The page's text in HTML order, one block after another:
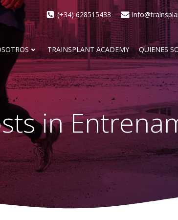
(+34) 628515433
TRAINSPLANT ACADEMY QUIENES
in